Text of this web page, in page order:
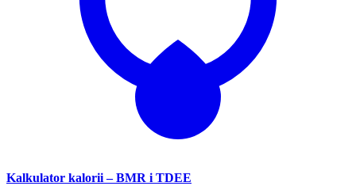
Kalkulator kalorii – BMR i TDEE